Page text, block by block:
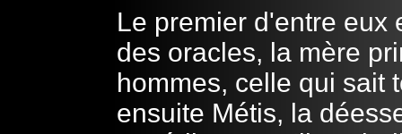
Le premier d'entre eux
des oracles, la mère
hommes, celle qui sait
ensuite Métis, la